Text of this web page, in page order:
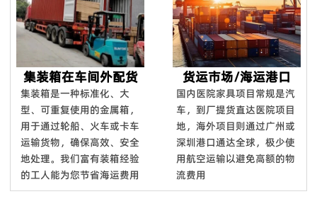
集装箱在车间外配货
集装箱是一种标准化、大
型、可重复使用的金属箱，
用于通过轮船、火车或卡车
运输货物，确保高效、安全
地处理。我们富有装箱经验
的工人能为您节省海运费用
货运市场/海运港口
国内医院家具项目常规是汽
车，到厂提货直达医院项目
地，海外项目则通过广州或
深圳港口通达全球，极少使
用航空运输以避免高额的物
流费用